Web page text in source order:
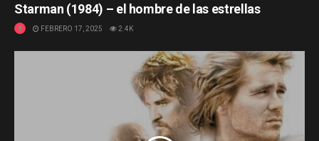
Starman (1984) – el hombre de las estrellas
FEBRERO 17, 2025 2.4K